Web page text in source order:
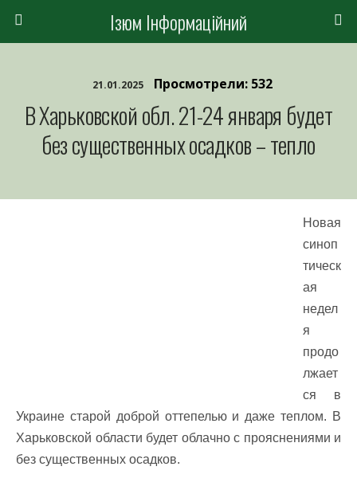
Ізюм Інформаційний
21.01.2025 Просмотрели: 532
В Харьковской обл. 21-24 января будет
без существенных осадков – тепло
Новая
синоп
тическ
ая
недел
я
продо
лжает
ся в
Украине старой доброй оттепелью и даже теплом. В
Харьковской области будет облачно с прояснениями и
без существенных осадков.